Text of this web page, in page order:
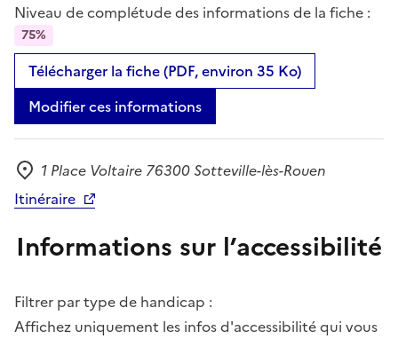
Niveau de complétude des informations de la fiche :
75%
Télécharger la fiche (PDF, environ 35 Ko)
Modifier ces informations
Adresse
1 Place Voltaire 76300 Sotteville-lès-Rouen
Itinéraire
Informations sur l’accessibilité
Filtrer par type de handicap :
Affichez uniquement les infos d'accessibilité qui vous